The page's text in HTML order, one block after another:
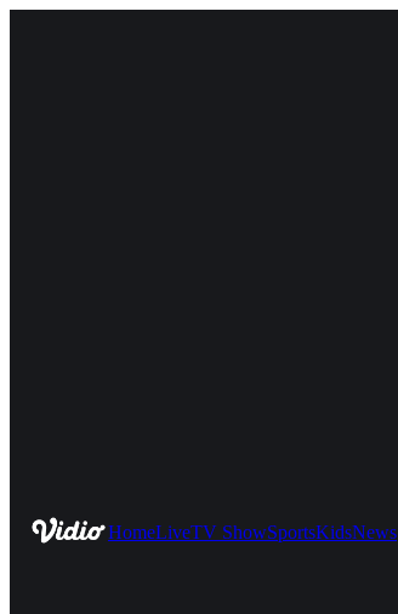
HomeLiveTV ShowSportsKidsNews